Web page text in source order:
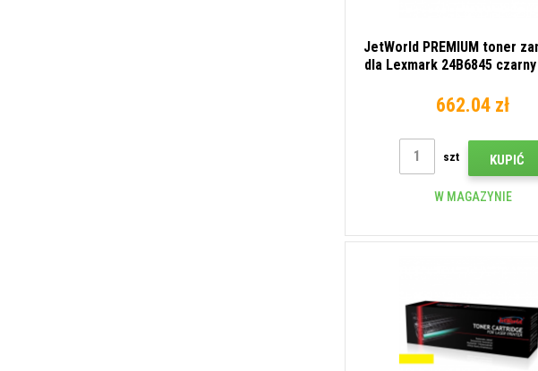
JetWorld PREMIUM toner
dla Lexmark 24B6845
662.04 zł
szt KUPIĆ
W MAGAZYNIE